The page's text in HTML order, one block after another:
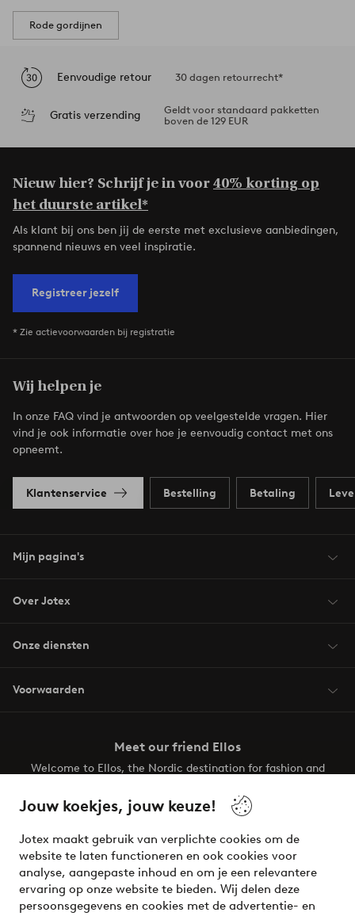
Jouw koekjes, jouw keuze!
Jotex maakt gebruik van verplichte cookies om de
website te laten functioneren en ook cookies voor
analyse, aangepaste inhoud en om je een relevantere
ervaring op onze website te bieden. Wij delen deze
persoonsgegevens en cookies met de advertentie- en
Rode gordijnen
Eenvoudige retour 30 dagen retourrecht*
Gratis verzending
Geldt voor standaard pakketten
boven de 129 EUR
Nieuw hier? Schrijf je in voor40% korting op
het duurste artikel*
Als klant bij ons ben jij de eerste met exclusieve aanbiedingen,
spannend nieuws en veel inspiratie.
Registreer jezelf
* Zie actievoorwaarden bij registratie
Wij helpen je
In onze FAQ vind je antwoorden op veelgestelde vragen. Hier
vind je ook informatie over hoe je eenvoudig contact met ons
opneemt.
Klantenservice Bestelling Betaling
Mijn pagina's
Over Jotex
Onze diensten
Voorwaarden
Meet our friend Ellos
Welcome to Ellos, the Nordic destination for fashion and
your wardrobe. Your next inspiring look is here!